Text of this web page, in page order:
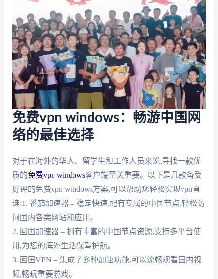
免费vpn windows：畅游中国网
络的最佳选择
对于在海外的华人、留学生和工作人员来说,寻找一款优
质的免费vpn windows客户端至关重要。以下是几款备受
好评的免费vpn windows方案,可以帮助您轻松实现vpn直
连:1. 番茄加速器 – 稳定快速,配有专属的中国节点,轻松访
问国内各类网站和应用。
2. 回国加速器 – 拥有丰富的中国节点资源,支持多平台使
用,为您的海外生活保驾护航。
3. 回国VPN – 集成了多种加速功能,可以流畅观看国内视
频,畅玩重要游戏。